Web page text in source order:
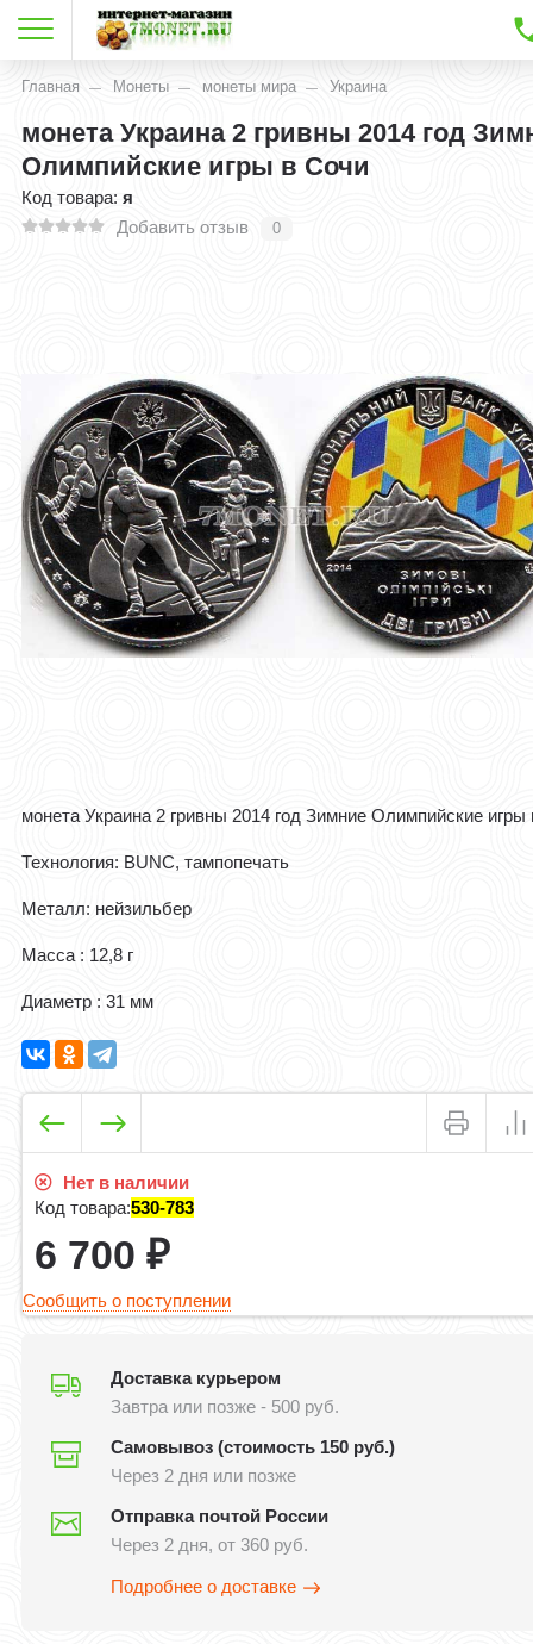
Главная Монеты монеты мира Украина
монета Украина 2 гривны 2014 год
Олимпийские игры в Сочи
Код товара:я
Добавить отзыв
0
монета Украина 2 гривны 2014 год Зимние Олимпийские игры
Технология: ВUNC, тампопечать
Металл: нейзильбер
Масса : 12,8 г
Диаметр : 31 мм
Нет в наличии
Код товара:530-783
6 700₽
Сообщить о поступлении
Доставка курьером
Завтра или позже - 500 руб.
Самовывоз (стоимость 150 руб.)
Через 2 дня или позже
Отправка почтой России
Через 2 дня, от 360 руб.
Подробнее о доставке